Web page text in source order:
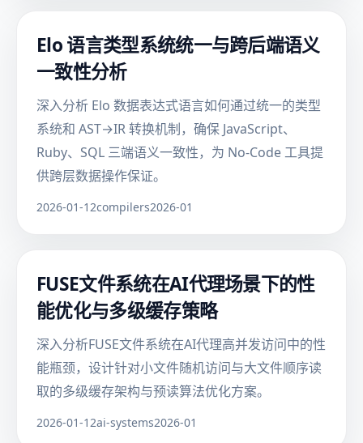
Elo 语言类型系统统一与跨后端语义
一致性分析
深入分析 Elo 数据表达式语言如何通过统一的类型
系统和 AST→IR 转换机制，确保 JavaScript、
Ruby、SQL 三端语义一致性，为 No-Code 工具提
供跨层数据操作保证。
2026-01-12compilers2026-01
FUSE文件系统在AI代理场景下的性
能优化与多级缓存策略
深入分析FUSE文件系统在AI代理高并发访问中的性
能瓶颈，设计针对小文件随机访问与大文件顺序读
取的多级缓存架构与预读算法优化方案。
2026-01-12ai-systems2026-01